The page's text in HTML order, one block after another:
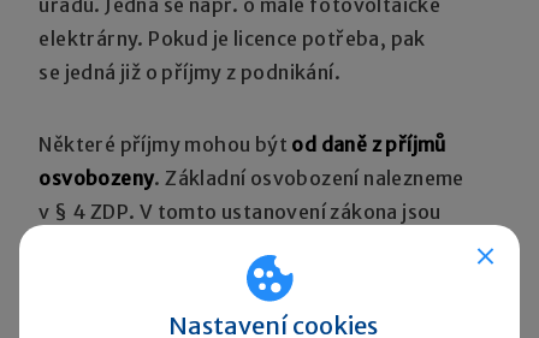
elektrárny. Pokud je licence potřeba, pak
se jedná již o příjmy z podnikání.
Některé příjmy mohou být od daně z příjmů
osvobozeny. Základní osvobození nalezneme
v § 4 ZDP. V tomto ustanovení zákona jsou
osvobozeny od daně příjmy z prodeje hmotných
movitých věcí s výjimkou prodeje:
Nastavení cookies